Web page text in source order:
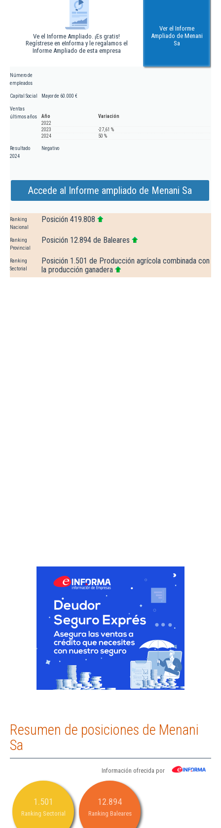
Ve el Informe Ampliado. ¡Es gratis!
Regístrese en eInforma y le regalamos el
Informe Ampliado de esta empresa
Ver el Informe
Ampliado de Menani
Sa
Número de
empleados
Capital Social Mayor de 60.000 €
Ventas
últimos años
Año
Variación
2022
2023
-27,61 %
2024
50 %
Resultado
2024
Negativo
Accede al Informe ampliado de Menani Sa
Ranking
Nacional
Posición 419.808
Ranking
Provincial
Posición 12.894 de Baleares
Ranking
Sectorial
Posición 1.501 de Producción agrícola combinada con
la producción ganadera
Resumen de posiciones de Menani
Sa
Información ofrecida por
1.501
Ranking Sectorial
12.894
Ranking Baleares